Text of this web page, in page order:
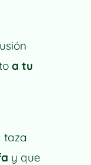
€
a tu
taza
y que